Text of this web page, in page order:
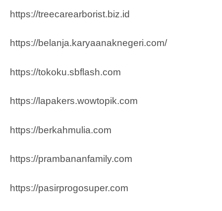
https://treecarearborist.biz.id
https://belanja.karyaanaknegeri.com/
https://tokoku.sbflash.com
https://lapakers.wowtopik.com
https://berkahmulia.com
https://prambananfamily.com
https://pasirprogosuper.com